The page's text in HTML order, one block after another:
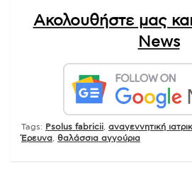
Ακολουθήστε μας
News
Tags: Psolus fabricii αναγεννητική
Έρευνα θαλάσσια αγγούρια